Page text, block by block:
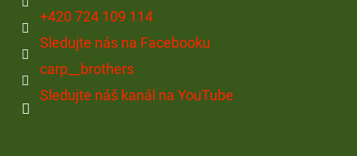
+420 724 109 114
Sledujte nás na Facebooku
carp__brothers
Sledujte náš kanál na YouTube